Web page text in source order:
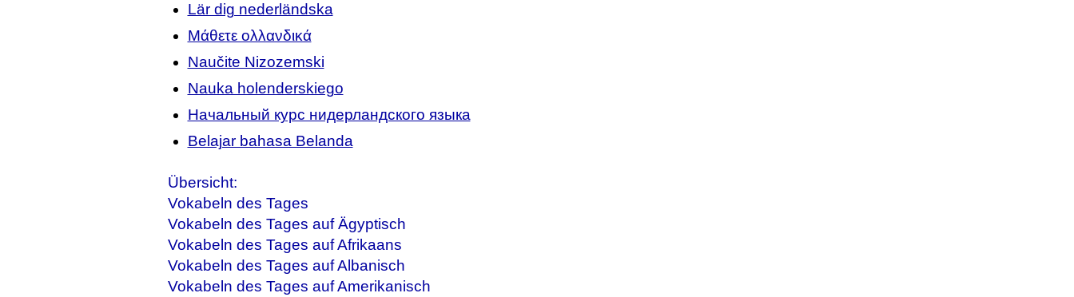
Lär dig nederländska
Μάθετε ολλανδικά
Naučite Nizozemski
Nauka holenderskiego
Начальный курс нидерландского языка
Belajar bahasa Belanda
Übersicht:
Vokabeln des Tages
Vokabeln des Tages auf Ägyptisch
Vokabeln des Tages auf Afrikaans
Vokabeln des Tages auf Albanisch
Vokabeln des Tages auf Amerikanisch